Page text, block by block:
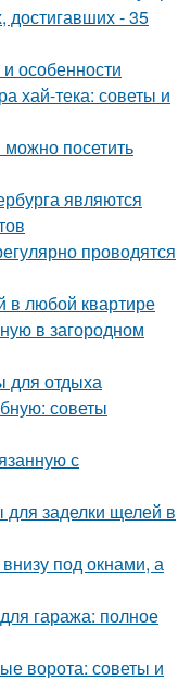
достигавших - 35
особенности
хай-тека: советы и
посетить
являются
проводятся
в любой квартире
в загородном
для отдыха
советы
с
заделки щелей в
под окнами, а
гаража: полное
ворота: советы и